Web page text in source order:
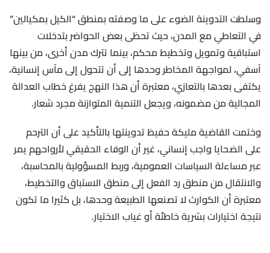
وسلطت التدوينة الضوء على ما وصفته بمنطق “الكيل بمكيالين”
في التعاطي مع المدن، حيث تحظى بعض الحواضر بتدخلات
استباقية وتمويل وتخطيط محكم، بينما تترك مدن أخرى، من بينها
آسفي، لمواجهة المخاطر وحدها إلى أن تتحول إلى مآس إنسانية،
يكتفى بعدها بالتعازي، معتبرة أن هذا النهج يفرغ خطاب العدالة
المجالية من مضمونه، ويجعل التنمية المتوازنة مجرد شعار.
وختمت القاضية مليكة حفيظ تدوينتها بالتأكيد على أن الترحم
على الضحايا واجب إنساني، غير أن الوفاء الحقيقي لأرواحهم يمر
عبر مساءلة السياسات العمومية، وربط المسؤولية بالمحاسبة،
والانتقال من منطق رد الفعل إلى منطق الاستباق والتخطيط،
معتبرة أن الكوارث لا تصنعها الطبيعة وحدها، بل كثيرا ما تكون
نتيجة اختيارات بشرية خاطئة أو غياب الاختيار.